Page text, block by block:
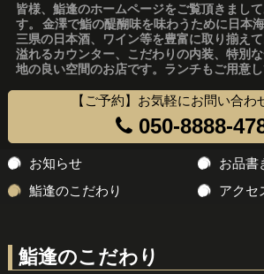
皆様、鮨逢のホームページをご覧頂きまし
す。 金澤で鮨の醍醐味を味わうために日本
三県の日本酒、ワイン等を豊富に取り揃え
溢れるカウンター、こだわりの内装、特別
地の良い空間のお店です。ランチもご用意し
【ご予約】お気軽にお問い合わ
050-8888-
コ
ン
テ
ツ
へ
お知らせ
お品書
鮨逢のこだわり
アクセ
鮨逢のこだわり